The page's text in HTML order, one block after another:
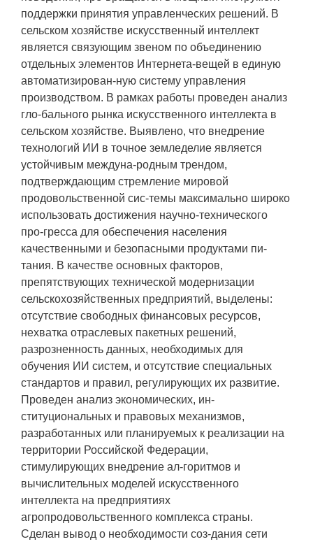
поддержки принятия управленческих решений. В
сельском хозяйстве искусственный интеллект
является связующим звеном по объединению
отдельных элементов Интернета-вещей в единую
автоматизирован-ную систему управления
производством. В рамках работы проведен анализ
гло-бального рынка искусственного интеллекта в
сельском хозяйстве. Выявлено, что внедрение
технологий ИИ в точное земледелие является
устойчивым междуна-родным трендом,
подтверждающим стремление мировой
продовольственной сис-темы максимально широко
использовать достижения научно-технического
про-гресса для обеспечения населения
качественными и безопасными продуктами пи-
тания. В качестве основных факторов,
препятствующих технической модернизации
сельскохозяйственных предприятий, выделены:
отсутствие свободных финансовых ресурсов,
нехватка отраслевых пакетных решений,
разрозненность данных, необходимых для
обучения ИИ систем, и отсутствие специальных
стандартов и правил, регулирующих их развитие.
Проведен анализ экономических, ин-
ституциональных и правовых механизмов,
разработанных или планируемых к реализации на
территории Российской Федерации,
стимулирующих внедрение ал-горитмов и
вычислительных моделей искусственного
интеллекта на предприятиях
агропродовольственного комплекса страны.
Сделан вывод о необходимости соз-дания сети